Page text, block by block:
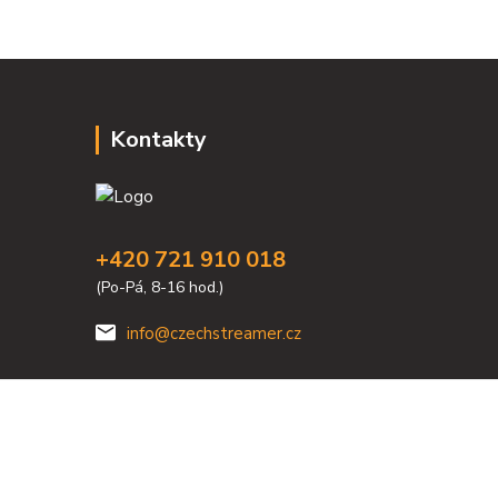
Kontakty
+420 721 910 018
(Po-Pá, 8-16 hod.)
info@czechstreamer.cz